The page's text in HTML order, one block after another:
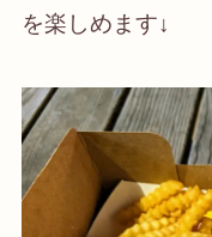
を楽しめます↓